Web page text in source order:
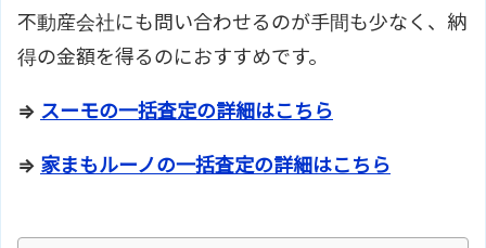
不動産会社にも問い合わせるのが手間も少なく、納
得の金額を得るのにおすすめです。
⇒ スーモの一括査定の詳細はこちら
⇒ 家まもルーノの一括査定の詳細はこちら